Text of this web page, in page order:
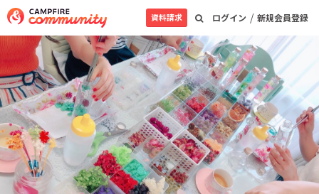
ログイン / 新規会員登録
資料請求